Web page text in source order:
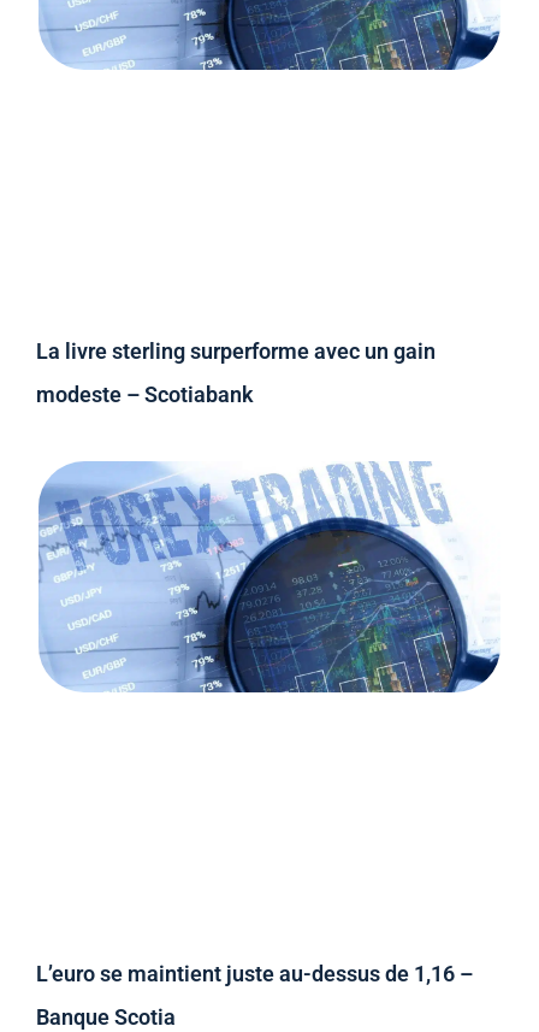
La livre sterling surperforme avec un gain
modeste – Scotiabank
L’euro se maintient juste au-dessus de 1,16 –
Banque Scotia